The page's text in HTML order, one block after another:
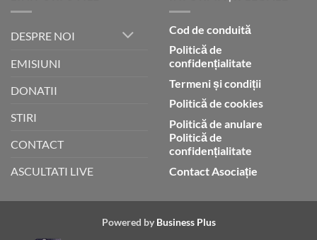
DESPRE NOI
EMISIUNI
DONATII
STIRI
CONTACT
ASCULTATI LIVE
Cod de conduită
Politică de
confidențialitate
Termeni și condiții
Politică de cookies
Politică de anulare
Politică de
confidențialitate
Contact Asociație
Powered by Business Plus